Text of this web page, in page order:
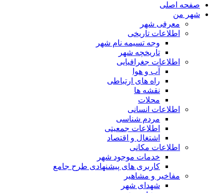
صفحه اصلی
شهر من
معرفی شهر
اطلاعات تاریخی
وجه تسیمه نام شهر
تاریخچه شهر
اطلاعات جغرافیایی
آب و هوا
راه های ارتباطی
نقشه ها
محلات
اطلاعات انسانی
مردم شناسی
اطلاعات جمعیتی
اشتغال و اقتصاد
اطلاعات مکانی
خدمات موجود شهر
کاربری های پیشنهادی طرح جامع
مفاخیر و مشاهیر
شهدای شهر